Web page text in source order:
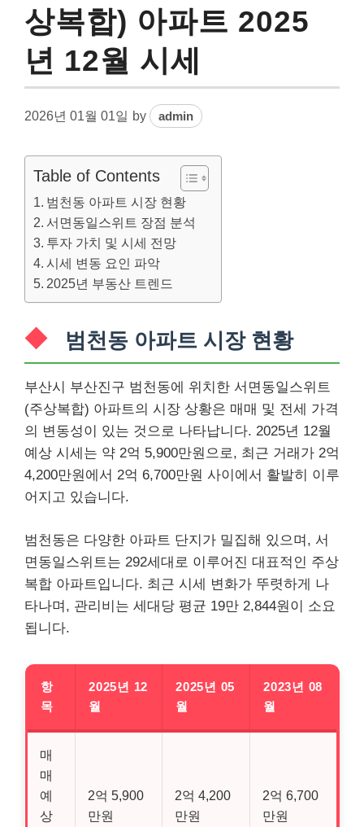
상복합) 아파트 2025
년 12월 시세
2026년 01월 01일 by admin
Table of Contents
범천동 아파트 시장 현황
서면동일스위트 장점 분석
투자 가치 및 시세 전망
시세 변동 요인 파악
2025년 부동산 트렌드
범천동 아파트 시장 현황
부산시 부산진구 범천동에 위치한 서면동일스위트
(주상복합) 아파트의 시장 상황은 매매 및 전세 가격
의 변동성이 있는 것으로 나타납니다. 2025년 12월
예상 시세는 약 2억 5,900만원으로, 최근 거래가 2억
4,200만원에서 2억 6,700만원 사이에서 활발히 이루
어지고 있습니다.
범천동은 다양한 아파트 단지가 밀집해 있으며, 서
면동일스위트는 292세대로 이루어진 대표적인 주상
복합 아파트입니다. 최근 시세 변화가 뚜렷하게 나
타나며, 관리비는 세대당 평균 19만 2,844원이 소요
됩니다.
항
목
2025년 12
월
2025년 05
월
2023년 08
월
매
매
예
상
2억 5,900
만원
2억 4,200
만원
2억 6,700
만원